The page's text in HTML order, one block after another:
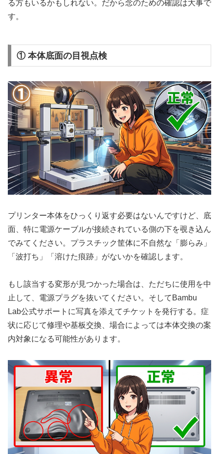
る方もいるかもしれない。だから念のための確認は大事で
す。
① 本体底面の目視点検
プリンター本体をひっくり返す必要はないんですけど、底
面、特に電源ケーブルが接続されている側の下を覗き込ん
でみてください。プラスチック筐体に不自然な「膨らみ」
「波打ち」「溶けた痕跡」がないかを確認します。
もし該当する変形が見つかった場合は、ただちに使用を中
止して、電源プラグを抜いてください。そしてBambu
Lab公式サポートに写真を添えてチケットを発行する。症
状に応じて修理や基板交換、場合によっては本体交換の案
内対象になる可能性があります。